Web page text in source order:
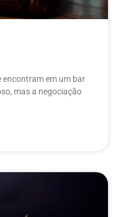
encontram em um bar
mas a negociação